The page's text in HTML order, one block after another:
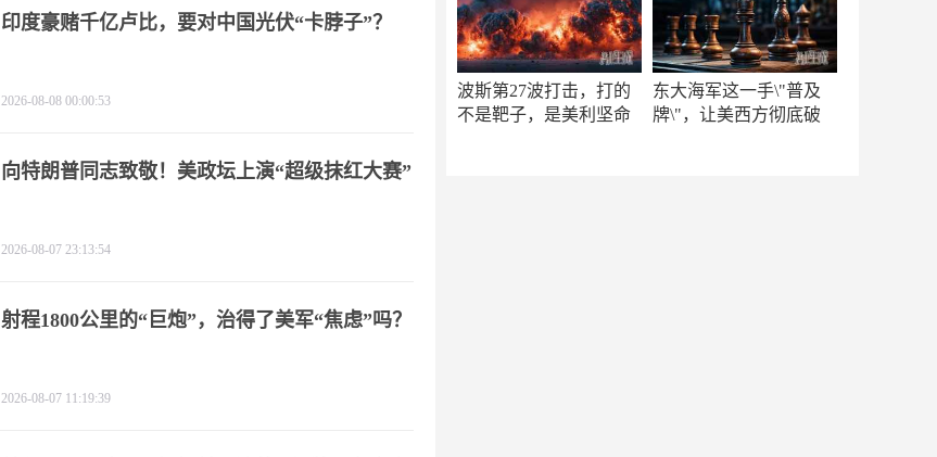
波斯第27波打击，打的
不是靶子，是美利坚命
东大海军这一手\"普及
牌\"，让美西方彻底破
印度豪赌千亿卢比，要对中国光伏“卡脖子”？
2026-08-08 00:00:53
向特朗普同志致敬！美政坛上演“超级抹红大赛”
2026-08-07 23:13:54
射程1800公里的“巨炮”，治得了美军“焦虑”吗？
2026-08-07 11:19:39